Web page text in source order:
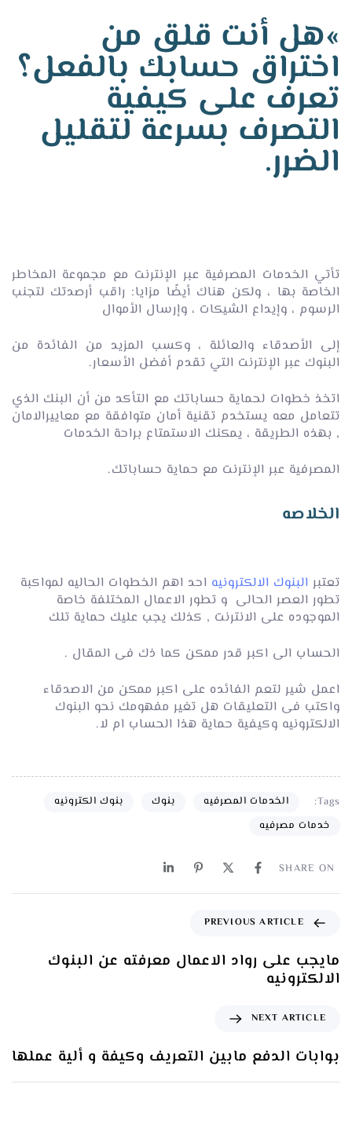
»هل أنت قلق من
اختراق حسابك بالفعل؟
تعرف على كيفية
التصرف بسرعة لتقليل
الضرر.
تأتي الخدمات المصرفية عبر الإنترنت مع مجموعة المخاطر
الخاصة بها ، ولكن هناك أيضًا مزايا: راقب أرصدتك لتجنب
الرسوم ، وإيداع الشيكات ، وإرسال الأموال
إلى الأصدقاء والعائلة ، وكسب المزيد من الفائدة من
البنوك عبر الإنترنت التي تقدم أفضل الأسعار.
اتخذ خطوات لحماية حساباتك مع التأكد من أن البنك الذي
تتعامل معه يستخدم تقنية أمان متوافقة مع معاييرالامان
, بهذه الطريقة ، يمكنك الاستمتاع براحة الخدمات
المصرفية عبر الإنترنت مع حماية حساباتك.
الخلاصه
تعتبر البنوك الالكترونيه احد اهم الخطوات الحاليه لمواكبة
تطور العصر الحالى و تطور الاعمال المختلفة خاصة
الموجوده على الانترنت , كذلك يجب عليك حماية تلك
الحساب الى اكبر قدر ممكن كما ذك فى المقال .
اعمل شير لتعم الفائده على اكبر ممكن من الاصدقاء
واكتب فى التعليقات هل تغير مفهومك نحو البنوك
الالكترونيه وكيفية حماية هذا الحساب ام لا.
Tags: الخدمات المصرفيه بنوك
بنوك الكترونيه
خدمات مصرفيه
SHARE ON
PREVIOUS ARTICLE
مايجب على رواد الاعمال معرفته عن البنوك
الالكترونيه
NEXT ARTICLE
بوابات الدفع مابين التعريف وكيفة و ألية عملها